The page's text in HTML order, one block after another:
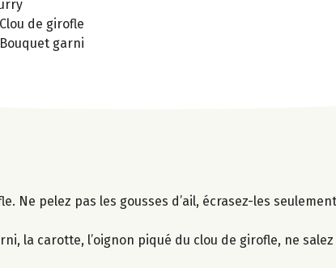
de girofle
garni
Ne pelez pas les gousses d’ail, écrasez-les
la carotte, l’oignon piqué du clou de girofle, ne salez